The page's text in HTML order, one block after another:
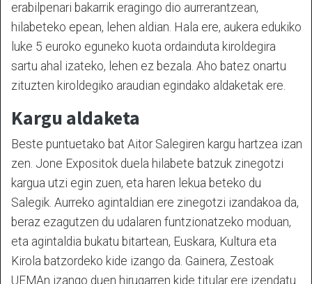
erabilpenari bakarrik eragingo dio aurrerantzean,
hilabeteko epean, lehen aldian. Hala ere, aukera edukiko
luke 5 euroko eguneko kuota ordainduta kiroldegira
sartu ahal izateko, lehen ez bezala. Aho batez onartu
zituzten kiroldegiko araudian egindako aldaketak ere.
Kargu aldaketa
Beste puntuetako bat Aitor Salegiren kargu hartzea izan
zen. Jone Expositok duela hilabete batzuk zinegotzi
kargua utzi egin zuen, eta haren lekua beteko du
Salegik. Aurreko agintaldian ere zinegotzi izandakoa da,
beraz ezagutzen du udalaren funtzionatzeko moduan,
eta agintaldia bukatu bitartean, Euskara, Kultura eta
Kirola batzordeko kide izango da. Gainera, Zestoak
UEMAn izango duen hirugarren kide titular ere izendatu